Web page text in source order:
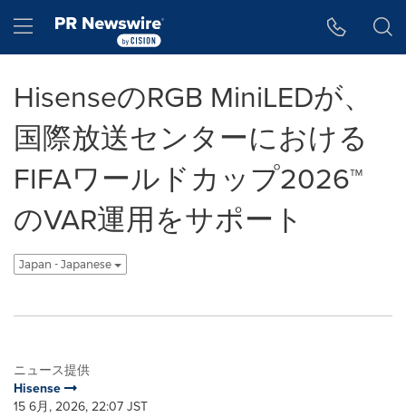
Hamburger menu
HisenseのRGB MiniLEDが、
国際放送センターにおける
FIFAワールドカップ2026™
のVAR運用をサポート
Japan - Japanese
ニュース提供
Hisense
15 6月, 2026, 22:07 JST